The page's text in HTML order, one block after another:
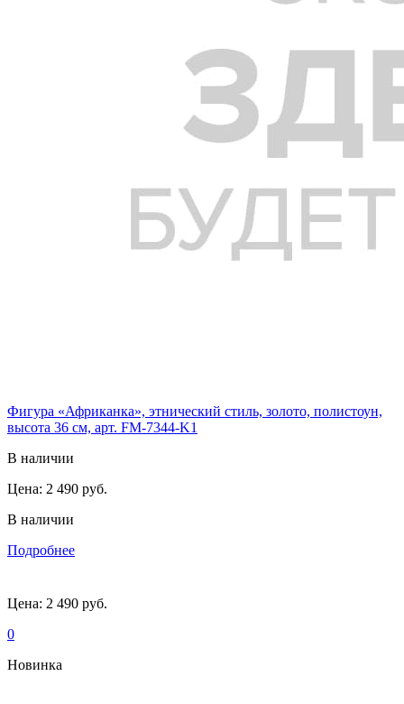
Фигура «Африканка», этнический стиль, золото, полистоун,
высота 36 см, арт. FM-7344-K1
В наличии
Цена: 2 490 руб.
В наличии
Подробнее
Цена: 2 490 руб.
0
Новинка